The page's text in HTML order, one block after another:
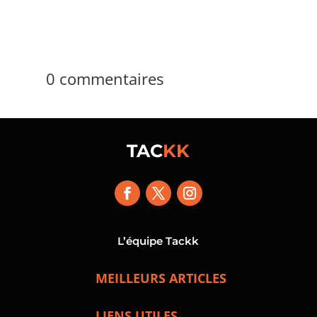
0 commentaires
TACKK
L’équipe Tackk
MEILLEURS ARTICLES